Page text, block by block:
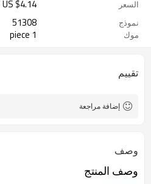
السعر US $4.14
نموذج 51308
موك 1 piece
تقييم
إضافة مراجعة
وصف
وصف المنتج